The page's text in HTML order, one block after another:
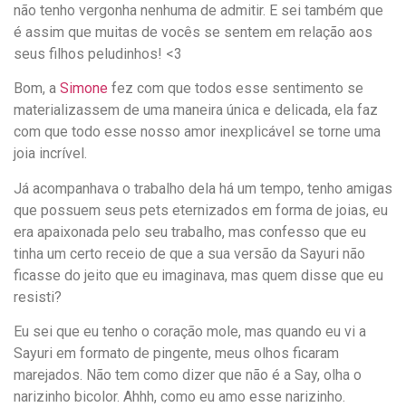
não tenho vergonha nenhuma de admitir. E sei também que
é assim que muitas de vocês se sentem em relação aos
seus filhos peludinhos! <3
Bom, a Simone fez com que todos esse sentimento se
materializassem de uma maneira única e delicada, ela faz
com que todo esse nosso amor inexplicável se torne uma
joia incrível.
Já acompanhava o trabalho dela há um tempo, tenho amigas
que possuem seus pets eternizados em forma de joias, eu
era apaixonada pelo seu trabalho, mas confesso que eu
tinha um certo receio de que a sua versão da Sayuri não
ficasse do jeito que eu imaginava, mas quem disse que eu
resisti?
Eu sei que eu tenho o coração mole, mas quando eu vi a
Sayuri em formato de pingente, meus olhos ficaram
marejados. Não tem como dizer que não é a Say, olha o
narizinho bicolor. Ahhh, como eu amo esse narizinho.